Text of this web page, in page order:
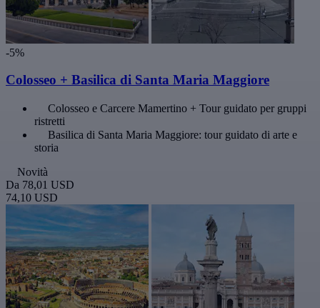
-5%
Colosseo + Basilica di Santa Maria Maggiore
Colosseo e Carcere Mamertino + Tour guidato per gruppi
ristretti
Basilica di Santa Maria Maggiore: tour guidato di arte e
storia
Novità
Da 78,01 USD
74,10 USD